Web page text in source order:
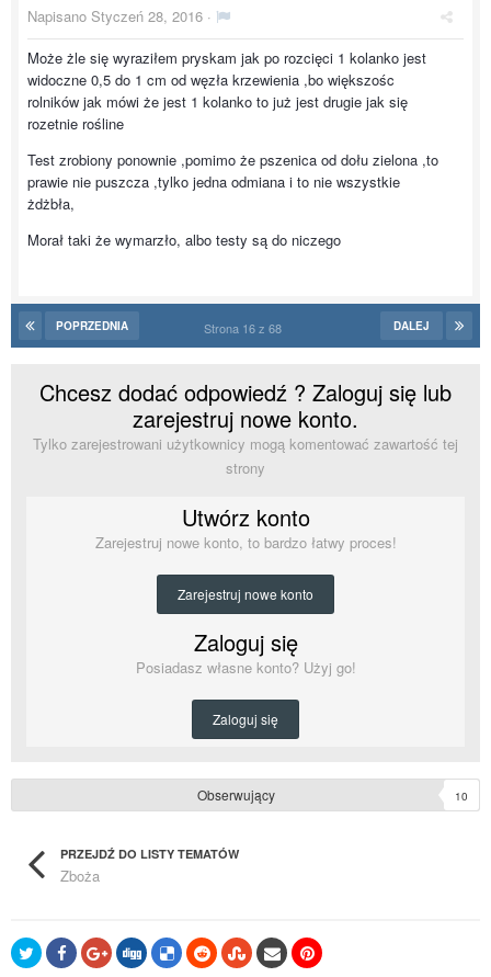
Napisano Styczeń 28, 2016 ·
Może żle się wyraziłem pryskam jak po rozcięci 1 kolanko jest
widoczne 0,5 do 1 cm od węzła krzewienia ,bo większośc
rolników jak mówi że jest 1 kolanko to już jest drugie jak się
rozetnie rośline
Test zrobiony ponownie ,pomimo że pszenica od dołu zielona ,to
prawie nie puszcza ,tylko jedna odmiana i to nie wszystkie
żdżbła,
Morał taki że wymarzło, albo testy są do niczego
POPRZEDNIA DALEJ
Strona 16 z 68
Chcesz dodać odpowiedź ? Zaloguj się lub
zarejestruj nowe konto.
Tylko zarejestrowani użytkownicy mogą komentować zawartość tej
strony
Utwórz konto
Zarejestruj nowe konto, to bardzo łatwy proces!
Zarejestruj nowe konto
Zaloguj się
Posiadasz własne konto? Użyj go!
Zaloguj się
Obserwujący 10
PRZEJDŹ DO LISTY TEMATÓW
Zboża